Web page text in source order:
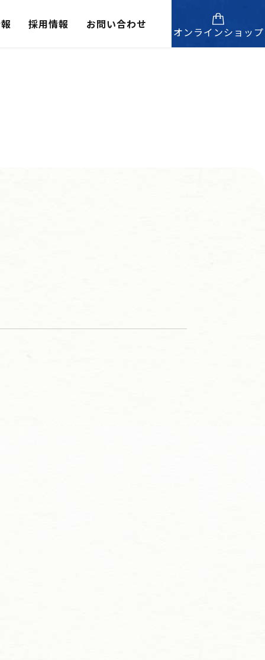
採用情報 お問い合わせ
オンラインショップ